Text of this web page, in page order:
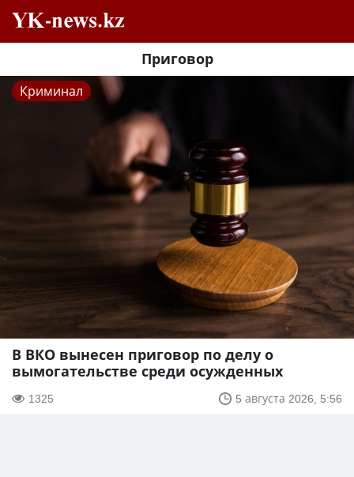
Приговор
Криминал
В ВКО вынесен приговор по делу о
вымогательстве среди осужденных
1325 5 августа 2026, 5:56